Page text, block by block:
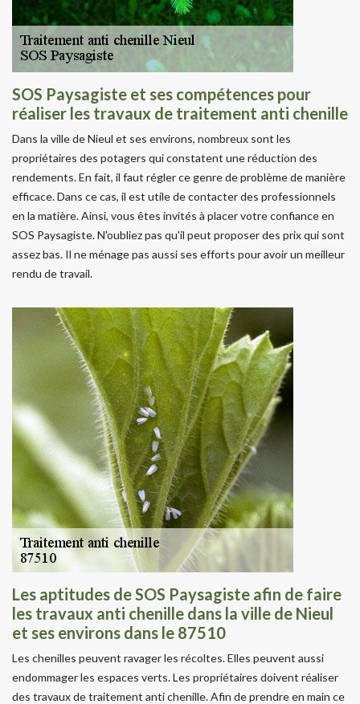
SOS Paysagiste et ses compétences pour
réaliser les travaux de traitement anti chenille
Dans la ville de Nieul et ses environs, nombreux sont les
propriétaires des potagers qui constatent une réduction des
rendements. En fait, il faut régler ce genre de problème de manière
efficace. Dans ce cas, il est utile de contacter des professionnels
en la matière. Ainsi, vous êtes invités à placer votre confiance en
SOS Paysagiste. N'oubliez pas qu'il peut proposer des prix qui sont
assez bas. Il ne ménage pas aussi ses efforts pour avoir un meilleur
rendu de travail.
Les aptitudes de SOS Paysagiste afin de faire
les travaux anti chenille dans la ville de Nieul
et ses environs dans le 87510
Les chenilles peuvent ravager les récoltes. Elles peuvent aussi
endommager les espaces verts. Les propriétaires doivent réaliser
des travaux de traitement anti chenille. Afin de prendre en main ce